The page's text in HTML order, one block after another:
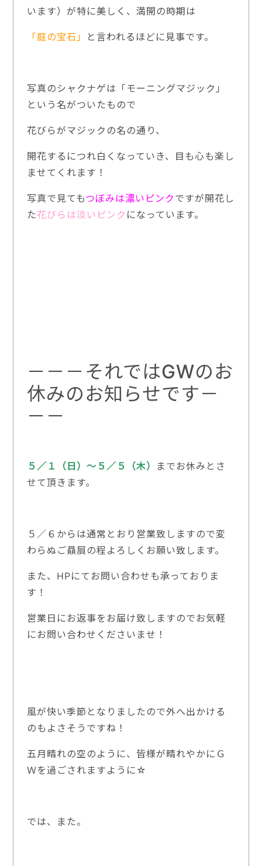
います）が特に美しく、満開の時期は
「庭の宝石」 と言われるほどに見事です。
写真のシャクナゲは「モーニングマジック」
という名がついたもので
花びらがマジックの名の通り、
開花するにつれ白くなっていき、目も心も楽し
ませてくれます！
写真で見てもつぼみは濃いピンク ですが開花し
た花びらは淡いピンク になっています。
－－－それではGWのお
休みのお知らせです－
－－
５／１（日）～５／５（木）
までお休みとさ
せて頂きます。
５／６からは通常とおり営業致しますので変
わらぬご贔屓の程よろしくお願い致します。
また、HPにてお問い合わせも承っておりま
す！
営業日にお返事をお届け致しますのでお気軽
にお問い合わせくださいませ！
風が快い季節となりましたので外へ出かける
のもよさそうですね！
五月晴れの空のように、皆様が晴れやかにＧ
Ｗを過ごされますように☆
では、また。